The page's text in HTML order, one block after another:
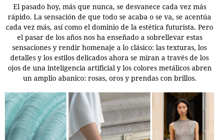
El pasado hoy, más que nunca, se desvanece cada vez más
rápido. La sensación de que todo se acaba o se va, se acentúa
cada vez más, así como el dominio de la estética futurista. Pero
el pasar de los años nos ha enseñado a sobrellevar estas
sensaciones y rendir homenaje a lo clásico: las texturas, los
detalles y los estilos delicados ahora se miran a través de los
ojos de una inteligencia artificial y los colores metálicos abren
un amplio abanico: rosas, oros y prendas con brillos.